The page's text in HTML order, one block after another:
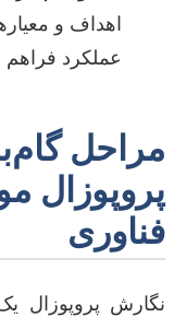
اهداف و
عملکرد فراهم
مراحل
پروپوزال
فناوری
نگارش پروپوزال